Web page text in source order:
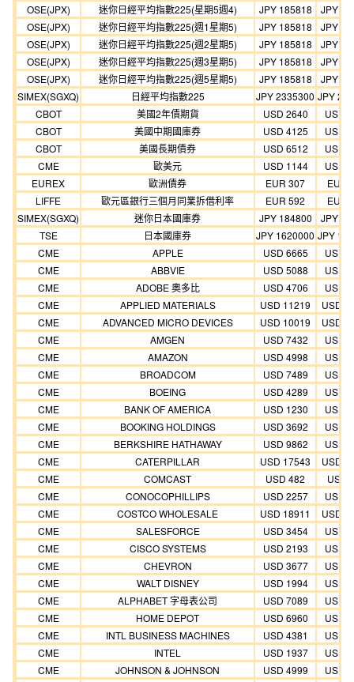
OSE(JPX)
迷你日經平均指數225(星期5週4) JPY 185818
JPY
OSE(JPX)
迷你日經平均指數225(週1星期5) JPY 185818
JPY
OSE(JPX)
迷你日經平均指數225(週2星期5) JPY 185818
JPY
OSE(JPX)
迷你日經平均指數225(週3星期5) JPY 185818
JPY
OSE(JPX)
迷你日經平均指數225(週5星期5) JPY 185818
JPY
SIMEX(SGXQ)
日經平均指數225 JPY 2335300 JPY
CBOT
美國2年債期貨 USD 2640
USD
CBOT
美國中期國庫券 USD 4125
USD
CBOT
美國長期債券 USD 6512
USD
CME
歐美元 USD 1144
USD
EUREX
歐洲債券 EUR 307
EUR
LIFFE
歐元區銀行三個月同業拆借利率 EUR 592
EUR
SIMEX(SGXQ)
迷你日本國庫券 JPY 184800
JPY
TSE
日本國庫券 JPY 1620000 JPY
CME
APPLE USD 6665
USD
CME
ABBVIE USD 5088
USD
CME
ADOBE 奧多比 USD 4706
USD
CME
APPLIED MATERIALS USD 11219
USD
CME
ADVANCED MICRO DEVICES USD 10019
USD
CME
AMGEN USD 7432
USD
CME
AMAZON USD 4998
USD
CME
BROADCOM USD 7489
USD
CME
BOEING USD 4289
USD
CME
BANK OF AMERICA USD 1230
USD
CME
BOOKING HOLDINGS USD 3692
USD
CME
BERKSHIRE HATHAWAY USD 9862
USD
CME
CATERPILLAR USD 17543
USD
CME
COMCAST USD 482
USD
CME
CONOCOPHILLIPS USD 2257
USD
CME
COSTCO WHOLESALE USD 18911
USD
CME
SALESFORCE USD 3454
USD
CME
CISCO SYSTEMS USD 2193
USD
CME
CHEVRON USD 3677
USD
CME
WALT DISNEY USD 1994
USD
CME
ALPHABET 字母表公司 USD 7089
USD
CME
HOME DEPOT USD 6960
USD
CME
INTL BUSINESS MACHINES USD 4381
USD
CME
INTEL USD 1937
USD
CME
JOHNSON & JOHNSON USD 4999
USD